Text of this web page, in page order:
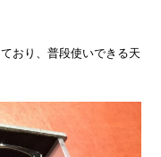
おり、普段使いできる天